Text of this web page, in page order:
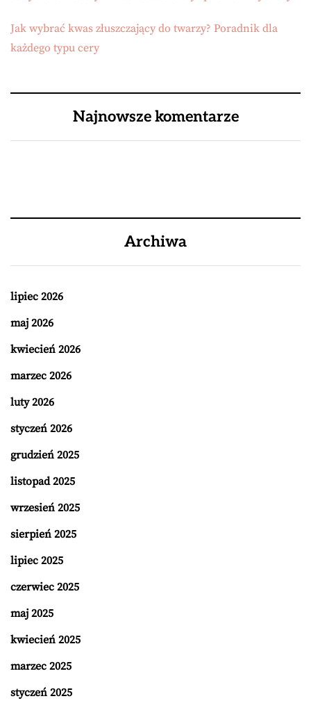
Jak wybrać kwas złuszczający do twarzy? Poradnik dla
każdego typu cery
Najnowsze komentarze
Archiwa
lipiec 2026
maj 2026
kwiecień 2026
marzec 2026
luty 2026
styczeń 2026
grudzień 2025
listopad 2025
wrzesień 2025
sierpień 2025
lipiec 2025
czerwiec 2025
maj 2025
kwiecień 2025
marzec 2025
styczeń 2025